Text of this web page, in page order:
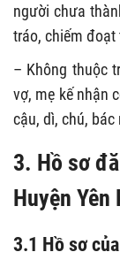
người chưa
tráo, chiếm đoạt
– Không thuộc
vợ, mẹ kế nhận
cậu, dì, chú,
3. Hồ sơ
Huyện Yên
3.1 Hồ sơ